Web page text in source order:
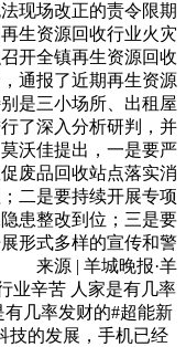
现场改正的责令限期
生资源回收行业火灾
开全镇再生资源回收
通报了近期再生资源
是三小场所、出租屋
了深入分析研判，并
沃佳提出，一是要严
废品回收站点落实消
二是要持续开展专项
患整改到位；三是要
形式多样的宣传和警
来源 | 羊城晚报·羊
辛苦 人家是有几率
几率发财的#超能新
技的发展，手机已经